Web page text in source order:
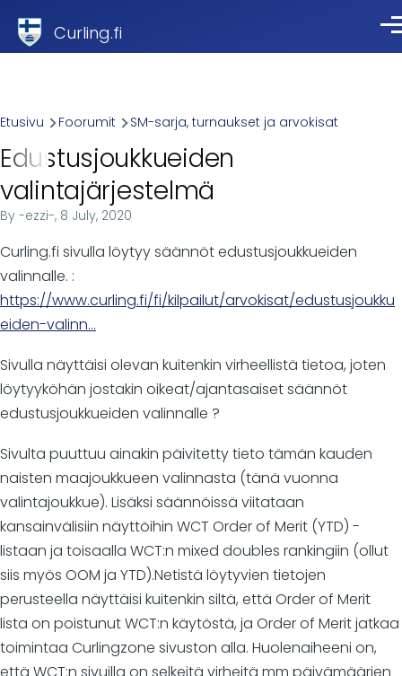
Curling.fi
Breadcrumb
Etusivu Foorumit SM-sarja, turnaukset ja arvokisat
Edustusjoukkueiden
valintajärjestelmä
By -ezzi-, 8 July, 2020
Curling.fi sivulla löytyy säännöt edustusjoukkueiden
valinnalle. :
https://www.curling.fi/fi/kilpailut/arvokisat/edustusjoukku
eiden-valinn…
Sivulla näyttäisi olevan kuitenkin virheellistä tietoa, joten
löytyyköhän jostakin oikeat/ajantasaiset säännöt
edustusjoukkueiden valinnalle ?
Sivulta puuttuu ainakin päivitetty tieto tämän kauden
naisten maajoukkueen valinnasta (tänä vuonna
valintajoukkue). Lisäksi säännöissä viitataan
kansainvälisiin näyttöihin WCT Order of Merit (YTD) -
listaan ja toisaalla WCT:n mixed doubles rankingiin (ollut
siis myös OOM ja YTD).Netistä löytyvien tietojen
perusteella näyttäisi kuitenkin siltä, että Order of Merit
lista on poistunut WCT:n käytöstä, ja Order of Merit jatkaa
toimintaa Curlingzone sivuston alla. Huolenaiheeni on,